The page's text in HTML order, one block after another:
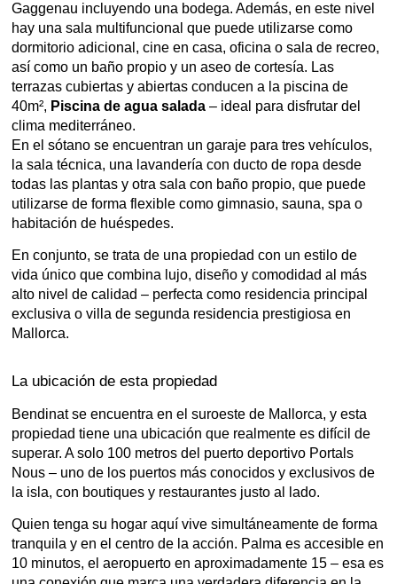
Gaggenau incluyendo una bodega. Además, en este nivel
hay una sala multifuncional que puede utilizarse como
dormitorio adicional, cine en casa, oficina o sala de recreo,
así como un baño propio y un aseo de cortesía. Las
terrazas cubiertas y abiertas conducen a la piscina de
40m², Piscina de agua salada – ideal para disfrutar del
clima mediterráneo.
En el sótano se encuentran un garaje para tres vehículos,
la sala técnica, una lavandería con ducto de ropa desde
todas las plantas y otra sala con baño propio, que puede
utilizarse de forma flexible como gimnasio, sauna, spa o
habitación de huéspedes.
En conjunto, se trata de una propiedad con un estilo de
vida único que combina lujo, diseño y comodidad al más
alto nivel de calidad – perfecta como residencia principal
exclusiva o villa de segunda residencia prestigiosa en
Mallorca.
La ubicación de esta propiedad
Bendinat se encuentra en el suroeste de Mallorca, y esta
propiedad tiene una ubicación que realmente es difícil de
superar. A solo 100 metros del puerto deportivo Portals
Nous – uno de los puertos más conocidos y exclusivos de
la isla, con boutiques y restaurantes justo al lado.
Quien tenga su hogar aquí vive simultáneamente de forma
tranquila y en el centro de la acción. Palma es accesible en
10 minutos, el aeropuerto en aproximadamente 15 – esa es